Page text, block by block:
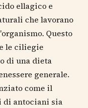
ellagico e
che lavorano
Questo
le ciliegie
di una dieta
generale.
come il
di antociani sia